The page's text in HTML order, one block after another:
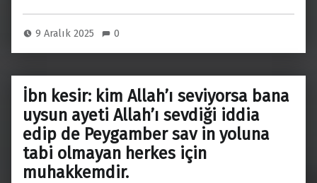
b
o
o
k
at
s
A
p
p
ar
9 Aralık 2025 0
İbn kesir: kim Allah’ı seviyorsa bana
uysun ayeti Allah’ı sevdiği iddia
edip de Peygamber sav in yoluna
tabi olmayan herkes için
muhakkemdir.